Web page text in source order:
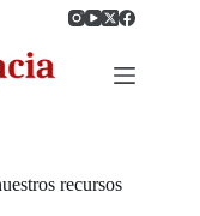
recursos